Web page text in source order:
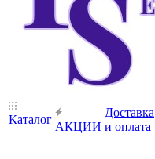
Каталог
АКЦИИ
Доставка
и оплата